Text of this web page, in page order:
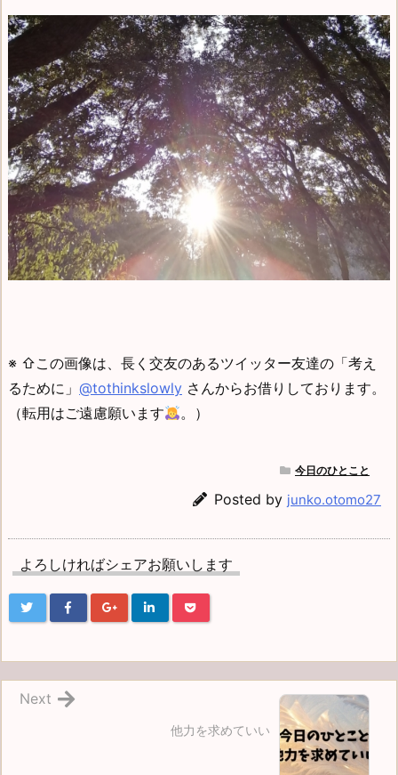
※ ⇧この画像は、長く交友のあるツイッター友達の「考え
るために」 @tothinkslowly さんからお借りしております。
（転用はご遠慮願います 。）
今日のひとこと
Posted by junko.otomo27
よろしければシェアお願いします
他力を求めていい
Next